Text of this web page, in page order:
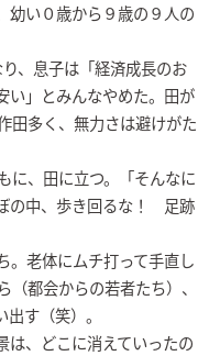
幼い０歳から９歳の９人の
、息子は「経済成長のお
い」とみんなやめた。田が
田多く、無力さは避けがた
に、田に立つ。「そんなに
の中、歩き回るな！ 足跡
。老体にムチ打って手直し
都会からの若者たち）、
す（笑）。
は、どこに消えていったの